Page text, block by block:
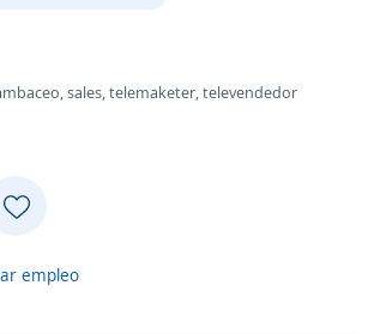
sales, telemaketer, televendedor
empleo